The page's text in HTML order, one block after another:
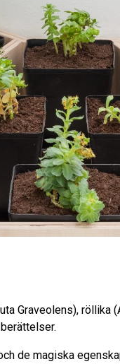
Graveolens), röllika
de magiska